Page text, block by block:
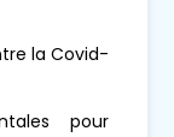
la Covid-
pour